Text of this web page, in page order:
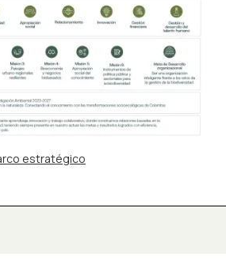
estratégico